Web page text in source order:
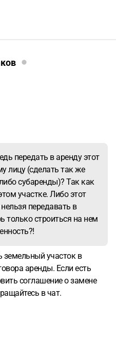
передать в аренду этот
лицу (сделать так же
субаренды)? Так как
участке. Либо этот
передавать в
только строиться на нем
земельный участок в
аренды. Если есть
соглашение о замене
в чат.